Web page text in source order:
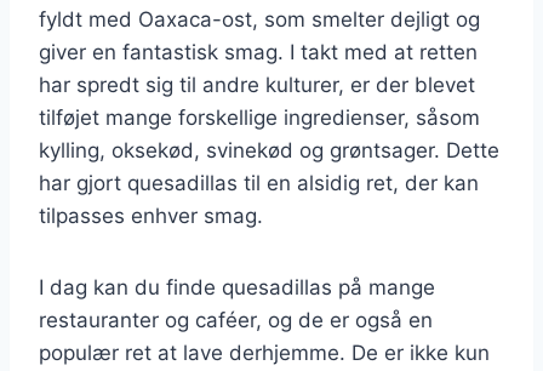
fyldt med Oaxaca-ost, som smelter dejligt og
giver en fantastisk smag. I takt med at retten
har spredt sig til andre kulturer, er der blevet
tilføjet mange forskellige ingredienser, såsom
kylling, oksekød, svinekød og grøntsager. Dette
har gjort quesadillas til en alsidig ret, der kan
tilpasses enhver smag.
I dag kan du finde quesadillas på mange
restauranter og caféer, og de er også en
populær ret at lave derhjemme. De er ikke kun